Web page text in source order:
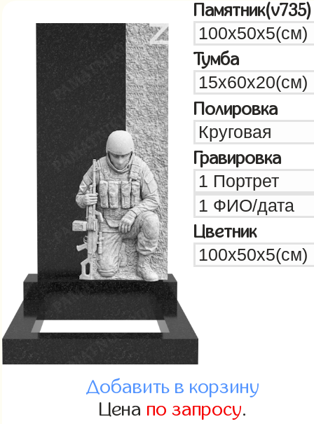
Памятник(v735)
Тумба
Полировка
Гравировка
Цветник
Добавить в корзину
Цена по запросу.